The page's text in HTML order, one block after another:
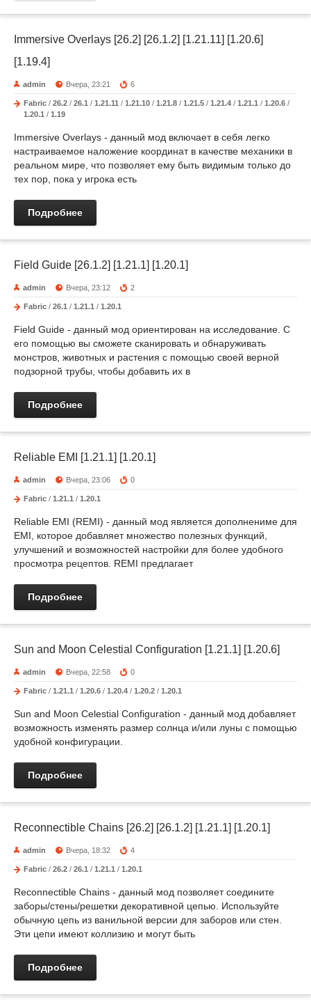
Immersive Overlays [26.2] [26.1.2] [1.21.11] [1.20.6]
[1.19.4]
admin Вчера, 23:21 6
Fabric / 26.2 / 26.1 / 1.21.11 / 1.21.10 / 1.21.8 / 1.21.5 / 1.21.4 / 1.21.1 / 1.20.6 /
1.20.1 / 1.19
Immersive Overlays - данный мод включает в себя легко
настраиваемое наложение координат в качестве механики в
реальном мире, что позволяет ему быть видимым только до
тех пор, пока у игрока есть
Подробнее
Field Guide [26.1.2] [1.21.1] [1.20.1]
admin Вчера, 23:12 2
Fabric / 26.1 / 1.21.1 / 1.20.1
Field Guide - данный мод ориентирован на исследование. С
его помощью вы сможете сканировать и обнаруживать
монстров, животных и растения с помощью своей верной
подзорной трубы, чтобы добавить их в
Подробнее
Reliable EMI [1.21.1] [1.20.1]
admin Вчера, 23:06 0
Fabric / 1.21.1 / 1.20.1
Reliable EMI (REMI) - данный мод является дополнениме для
EMI, которое добавляет множество полезных функций,
улучшений и возможностей настройки для более удобного
просмотра рецептов. REMI предлагает
Подробнее
Sun and Moon Celestial Configuration [1.21.1] [1.20.6]
admin Вчера, 22:58 0
Fabric / 1.21.1 / 1.20.6 / 1.20.4 / 1.20.2 / 1.20.1
Sun and Moon Celestial Configuration - данный мод добавляет
возможность изменять размер солнца и/или луны с помощью
удобной конфигурации.
Подробнее
Reconnectible Chains [26.2] [26.1.2] [1.21.1] [1.20.1]
admin Вчера, 18:32 4
Fabric / 26.2 / 26.1 / 1.21.1 / 1.20.1
Reconnectible Chains - данный мод позволяет соедините
заборы/стены/решетки декоративной цепью. Используйте
обычную цепь из ванильной версии для заборов или стен.
Эти цепи имеют коллизию и могут быть
Подробнее